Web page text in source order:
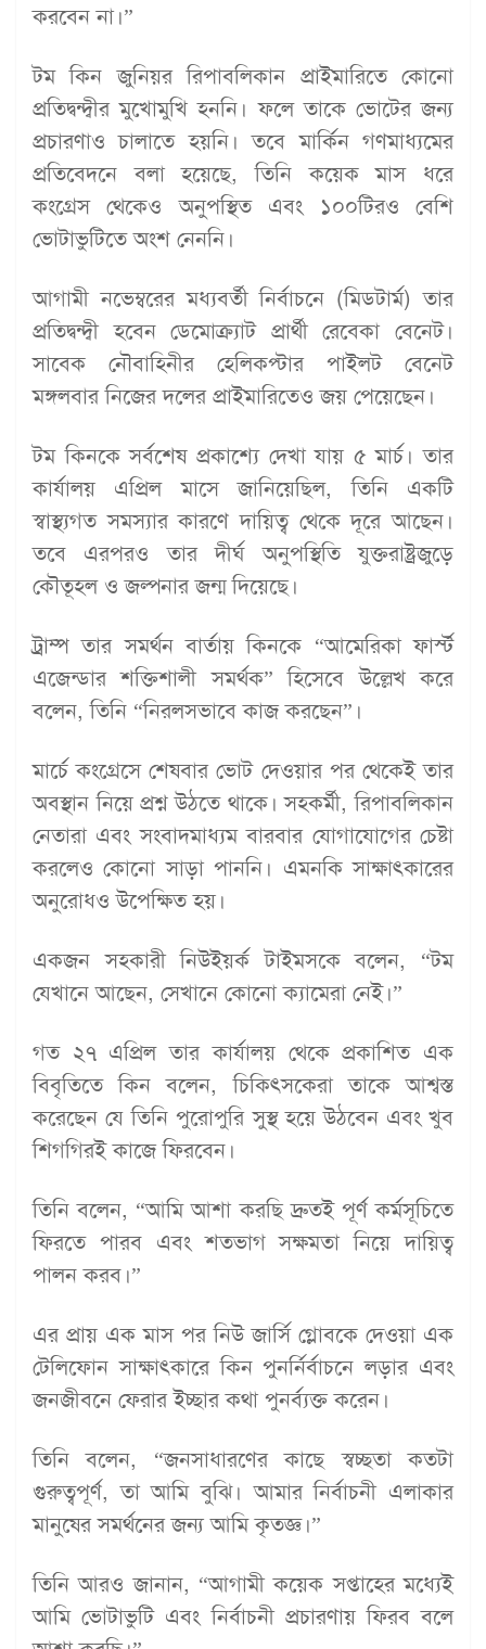
করবেন না।”
টম কিন জুনিয়র রিপাবলিকান প্রাইমারিতে কোনো
প্রতিদ্বন্দ্বীর মুখোমুখি হননি। ফলে তাকে ভোটের জন্য
প্রচারণাও চালাতে হয়নি। তবে মার্কিন গণমাধ্যমের
প্রতিবেদনে বলা হয়েছে, তিনি কয়েক মাস ধরে
কংগ্রেস থেকেও অনুপস্থিত এবং ১০০টিরও বেশি
ভোটাভুটিতে অংশ নেননি।
আগামী নভেম্বরের মধ্যবর্তী নির্বাচনে (মিডটার্ম) তার
প্রতিদ্বন্দ্বী হবেন ডেমোক্র্যাট প্রার্থী রেবেকা বেনেট।
সাবেক নৌবাহিনীর হেলিকপ্টার পাইলট বেনেট
মঙ্গলবার নিজের দলের প্রাইমারিতেও জয় পেয়েছেন।
টম কিনকে সর্বশেষ প্রকাশ্যে দেখা যায় ৫ মার্চ। তার
কার্যালয় এপ্রিল মাসে জানিয়েছিল, তিনি একটি
স্বাস্থ্যগত সমস্যার কারণে দায়িত্ব থেকে দূরে আছেন।
তবে এরপরও তার দীর্ঘ অনুপস্থিতি যুক্তরাষ্ট্রজুড়ে
কৌতূহল ও জল্পনার জন্ম দিয়েছে।
ট্রাম্প তার সমর্থন বার্তায় কিনকে “আমেরিকা ফার্স্ট
এজেন্ডার শক্তিশালী সমর্থক” হিসেবে উল্লেখ করে
বলেন, তিনি “নিরলসভাবে কাজ করছেন”।
মার্চে কংগ্রেসে শেষবার ভোট দেওয়ার পর থেকেই তার
অবস্থান নিয়ে প্রশ্ন উঠতে থাকে। সহকর্মী, রিপাবলিকান
নেতারা এবং সংবাদমাধ্যম বারবার যোগাযোগের চেষ্টা
করলেও কোনো সাড়া পাননি। এমনকি সাক্ষাৎকারের
অনুরোধও উপেক্ষিত হয়।
একজন সহকারী নিউইয়র্ক টাইমসকে বলেন, “টম
যেখানে আছেন, সেখানে কোনো ক্যামেরা নেই।”
গত ২৭ এপ্রিল তার কার্যালয় থেকে প্রকাশিত এক
বিবৃতিতে কিন বলেন, চিকিৎসকেরা তাকে আশ্বস্ত
করেছেন যে তিনি পুরোপুরি সুস্থ হয়ে উঠবেন এবং খুব
শিগগিরই কাজে ফিরবেন।
তিনি বলেন, “আমি আশা করছি দ্রুতই পূর্ণ কর্মসূচিতে
ফিরতে পারব এবং শতভাগ সক্ষমতা নিয়ে দায়িত্ব
পালন করব।”
এর প্রায় এক মাস পর নিউ জার্সি গ্লোবকে দেওয়া এক
টেলিফোন সাক্ষাৎকারে কিন পুনর্নির্বাচনে লড়ার এবং
জনজীবনে ফেরার ইচ্ছার কথা পুনর্ব্যক্ত করেন।
তিনি বলেন, “জনসাধারণের কাছে স্বচ্ছতা কতটা
গুরুত্বপূর্ণ, তা আমি বুঝি। আমার নির্বাচনী এলাকার
মানুষের সমর্থনের জন্য আমি কৃতজ্ঞ।”
তিনি আরও জানান, “আগামী কয়েক সপ্তাহের মধ্যেই
আমি ভোটাভুটি এবং নির্বাচনী প্রচারণায় ফিরব বলে